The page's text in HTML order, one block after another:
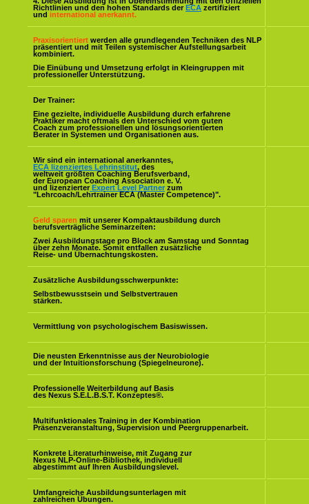
Richtlinien und den hohen Standards der ECA zertifiziert
und international anerkannt.
Praxisorientiert werden alle grundlegenden Techniken des NLP
präsentiert und mit Teilen systemischer Aufstellungsarbeit
kombiniert.
Die Einübung und Umsetzung erfolgt in Kleingruppen mit
professioneller Unterstützung.
Der Trainer:
Eine gezielte, individuelle Ausbildung durch erfahrene
Praktiker macht oftmals den Unterschied vom guten
Coach zum professionellen und lösungsorientierten
Berater in Systemen und Organisationen aus.
Wir sind ein international anerkanntes,
ECA lizenziertes Lehrinstitut, des
weltweit größten Coaching Berufsverband,
der European Coaching Association e. V.
und lizenzierter Expert Level Partner zum
"Lehrcoach/Lehrtrainer ECA (Master Competence)".
Geld sparen mit unserer Kompaktausbildung durch
berufsverträgliche Seminarzeiten:
Zwei Ausbildungstage pro Block am Samstag und Sonntag
über zehn Monate. Somit entfallen zusätzliche
Reise- und Übernachtungskosten.
Zusätzliche Ausbildungsschwerpunkte:
Selbstbewusstsein und Selbstvertrauen
stärken.
Vermittlung von psychologischem Basiswissen.
Die neusten Erkenntnisse aus der Neurobiologie
und der Intuitionsforschung (Spiegelneurone).
Professionelle Weiterbildung auf Basis
des Nexus S.E.L.B.S.T. Konzeptes®.
Multifunktionales Training in der Kombination
Präsenzveranstaltung, Supervision und Peergruppenarbeit.
Konkrete Literaturhinweise, mit Zugang zur
Nexus NLP-Online-Bibliothek, individuell
abgestimmt auf Ihren Ausbildungslevel.
Umfangreiche Ausbildungsunterlagen mit
zahlreichen Übungen.